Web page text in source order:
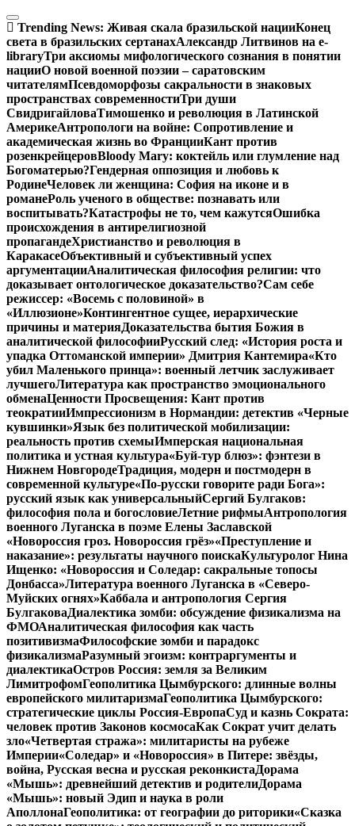
Перейти
к
содержимому
Trending News: Живая скала бразильской нацииКонец
света в бразильских сертанахАлександр Литвинов на e-
libraryТри аксиомы мифологического сознания в понятии
нацииО новой военной поэзии – саратовским
читателямПсевдоморфозы сакральности в знаковых
пространствах современностиТри души
СвидригайловаТимошенко и революция в Латинской
АмерикеАнтропологи на войне: Сопротивление и
академическая жизнь во ФранцииКант против
розенкрейцеровBloody Mary: коктейль или глумление над
Богоматерью?Гендерная оппозиция и любовь к
РодинеЧеловек ли женщина: София на иконе и в
романеРоль ученого в обществе: познавать или
воспитывать?Катастрофы не то, чем кажутсяОшибка
происхождения в антирелигиозной
пропагандеХристианство и революция в
КаракасеОбъективный и субъективный успех
аргументацииАналитическая философия религии: что
доказывает онтологическое доказательство?Сам себе
режиссер: «Восемь с половиной» в
«Иллюзионе»Контингентное сущее, иерархические
причины и материяДоказательства бытия Божия в
аналитической философииРусский след: «История роста и
упадка Оттоманской империи» Дмитрия Кантемира«Кто
убил Маленького принца»: военный летчик заслуживает
лучшегоЛитература как пространство эмоционального
обменаЦенности Просвещения: Кант против
теократииИмпрессионизм в Нормандии: детектив «Черные
кувшинки»Язык без политической мобилизации:
реальность против схемыИмперская национальная
политика и устная культура«Буй-тур блюз»: фэнтези в
Нижнем НовгородеТрадиция, модерн и постмодерн в
современной культуре«По-русски говорите ради Бога»:
русский язык как универсальныйСергий Булгаков:
философия пола и богословиеЛетние рифмыАнтропология
военного Луганска в поэме Елены Заславской
«Новороссия гроз. Новороссия грёз»«Преступление и
наказание»: результаты научного поискаКультуролог Нина
Ищенко: «Новороссия и Соледар: сакральные топосы
Донбасса»Литература военного Луганска в «Северо-
Муйских огнях»Каббала и антропология Сергия
БулгаковаДиалектика зомби: обсуждение физикализма на
ФМОАналитическая философия как часть
позитивизмаФилософские зомби и парадокс
физикализмаРазумный эгоизм: контраргументы и
диалектикаОстров Россия: земля за Великим
ЛимитрофомГеополитика Цымбурского: длинные волны
европейского милитаризмаГеополитика Цымбурского:
стратегические циклы Россия-ЕвропаСуд и казнь Сократа:
человек против Законов космосаКак Сократ учит делать
зло«Четвертая стража»: милитаристы на рубеже
Империи«Соледар» и «Новороссия» в Питере: звёзды,
война, Русская весна и русская реконкистаДорама
«Мышь»: древнейший детектив и родителиДорама
«Мышь»: новый Эдип и наука в роли
АполлонаГеополитика: от географии до риторики«Сказка